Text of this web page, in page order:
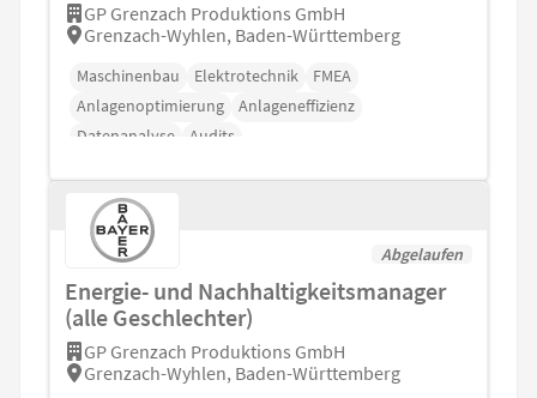
GP Grenzach Produktions GmbH
Grenzach-Wyhlen, Baden-Württemberg
Maschinenbau Elektrotechnik
FMEA
Anlagenoptimierung
Anlageneffizienz
Datenanalyse
Audits
Abgelaufen
Energie- und Nachhaltigkeitsmanager
(alle Geschlechter)
GP Grenzach Produktions GmbH
Grenzach-Wyhlen, Baden-Württemberg